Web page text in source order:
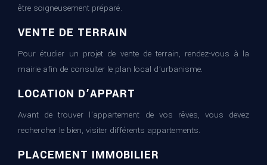
être soigneusement préparé.
VENTE DE TERRAIN
Pour étudier un projet de vente de terrain, rendez-vous à la
mairie afin de consulter le plan local d’urbanisme.
LOCATION D’APPART
Avant de trouver l’appartement de vos rêves, vous devez
rechercher le bien, visiter différents appartements.
PLACEMENT IMMOBILIER